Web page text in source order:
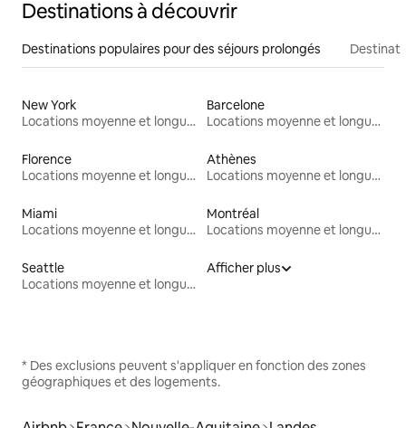
Destinations à découvrir
Destinations populaires pour des séjours prolongés
New York
Locations moyenne et longue durée
Barcelone
Locations moyenne et longue durée
Florence
Locations moyenne et longue durée
Athènes
Locations moyenne et longue durée
Miami
Locations moyenne et longue durée
Montréal
Locations moyenne et longue durée
Seattle
Locations moyenne et longue durée
Afficher plus
* Des exclusions peuvent s'appliquer en fonction des zones
géographiques et des logements.